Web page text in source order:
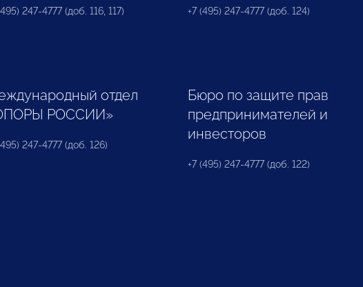
247-4777 (доб. 116, 117) +7 (495) 247-4777 (доб. 124)
отдел
РОССИИ»
247-4777 (доб. 126)
Бюро по защите прав
предпринимателей и
инвесторов
+7 (495) 247-4777 (доб. 122)